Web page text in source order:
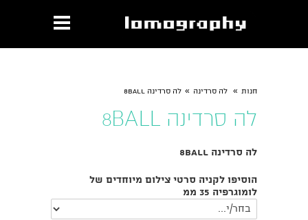
חנות » לה סרדינה » לה סרדינה 8BALL
לה סרדינה 8BALL
לה סרדינה 8BALL
הוסיפו לקניה סרטי צילום מיוחדים של
לומוגרפיה 35 ממ